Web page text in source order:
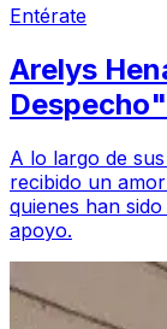
Entérate
Arelys
A lo largo de
recibido un
quienes han
apoyo.